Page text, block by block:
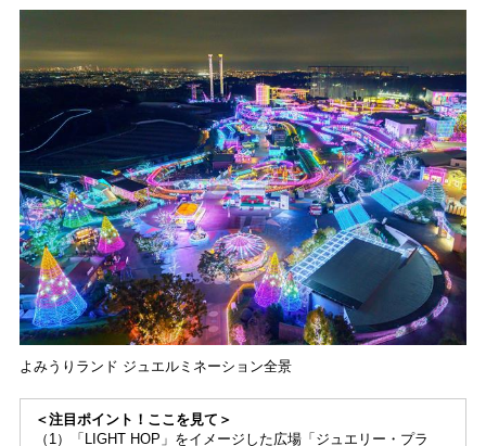
よみうりランド ジュエルミネーション全景
＜注目ポイント！ここを見て＞
（1）「LIGHT HOP」をイメージした広場「ジュエリー・プラ